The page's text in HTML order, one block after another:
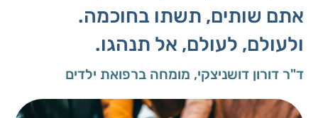
אתם שותים, תשתו בחוכמה.
ולעולם, לעולם, אל תנהגו.
ד"ר דורון דושניצקי, מומחה ברפואת ילדים